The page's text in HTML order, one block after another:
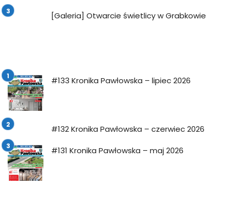
[Galeria] Otwarcie świetlicy w Grabkowie
#133 Kronika Pawłowska – lipiec 2026
#132 Kronika Pawłowska – czerwiec 2026
#131 Kronika Pawłowska – maj 2026